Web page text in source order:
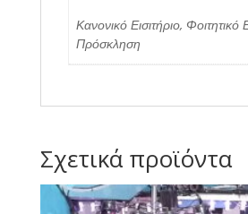
Κανονικό Εισιτήριο, Φοιτητικό
Πρόσκληση
Σχετικά προϊόντα